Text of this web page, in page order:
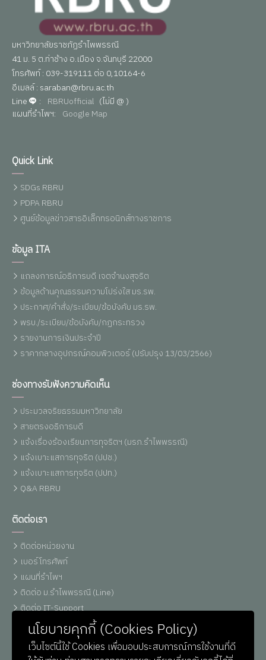
มหาวิทยาลัยราชภัฏรำไพพรรณี
41 ม. 5 ต.ท่าช้าง อ.เมือง จ.จันทบุรี 22000
โทรศัพท์ : 039-319111 ต่อ 0,10164-6
อีเมลล์ : saraban@rbru.ac.th
Line
: RBRUofficial (ไม่มี @ )
แผนที่รำไพฯ: Google Map
Quick Link
SDGs RBRU
PDPA RBRU
ศูนย์ข้อมูลข่าวสารอิเล็กทรอนิกส์ทางราชการ
ข้อมูล ITA
แถลงการณ์อธิการบดี เจตจำนงสุจริต
ข้อมูลด้านคุณธรรมความโปร่งใส มร.รพ.
ประกาศ/คำสั่ง/ระเบียบ/ข้อบังคับ มร.รพ.
พรบ./ระเบียบ/ข้อบังคับ/กฏกระทรวง
รายงานการเงินประจำปี
ราคากลางอุปกรณ์คอมพิวเตอร์ (ปรับปรุง 13/03/2566)
ช่องทางรับฟังความคิดเห็น
ประมวลจริยธรรมมหาวิทยาลัย
สายตรงอธิการบดี
แจ้งเรื่องร้องเรียนการทุจริตฯ (มรภ.รำไพพรรณี)
แจ้งเบาะแสการทุจริต (ปปช.)
แจ้งเบาะแสการทุจริต (ปปท.)
Q&A RBRU
ติดต่อเรา
ติดต่อหน่วยงาน
เบอร์โทรศัพท์
แผนที่รำไพฯ
ติดต่อ ม.รำไพพรรณี (Line)
ติดต่อ IT-Support
หน่วยประชาสัมพันธ์
นโยบายคุกกี้ (Cookies Policy)
เว็บไซต์นี้ใช้ Cookies เพื่อมอบประสบการณ์การใช้งานที่ดี